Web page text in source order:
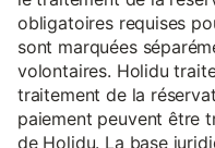
obligatoires requises
sont marquées
volontaires. Holidu
traitement de la
paiement peuvent être
de Holidu. La base